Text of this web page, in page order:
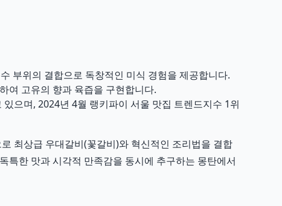
부위의 결합으로 독창적인 미식 경험을 제공합니다.
여 고유의 향과 육즙을 구현합니다.
으며, 2024년 4월 랭키파이 서울 맛집 트렌드지수 1위
최상급 우대갈비(꽃갈비)와 혁신적인 조리법을 결합
특한 맛과 시각적 만족감을 동시에 추구하는 몽탄에서